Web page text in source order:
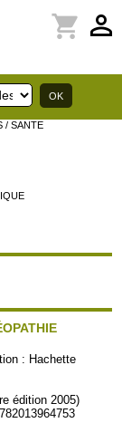
perm_identity
shopping_cart
/ SANTE
: Hachette
édition 2005)